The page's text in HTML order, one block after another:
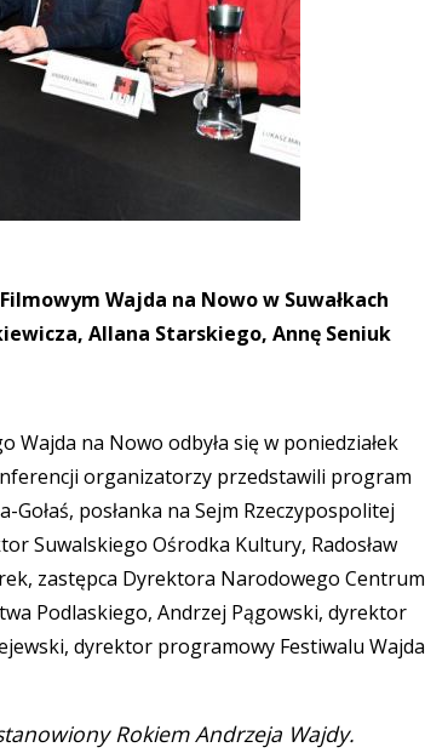
Wajda na Nowo w Suwałkach
Allana Starskiego, Annę Seniuk
na Nowo odbyła się w poniedziałek
organizatorzy przedstawili program
posłanka na Sejm Rzeczypospolitej
Suwalskiego Ośrodka Kultury, Radosław
zastępca Dyrektora Narodowego Centrum
Podlaskiego, Andrzej Pągowski, dyrektor
dyrektor programowy Festiwalu Wajda
Rokiem Andrzeja Wajdy.